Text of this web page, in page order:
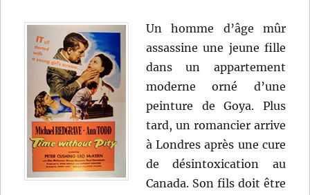
Un homme d’âge mûr
assassine une jeune fille
dans un appartement
moderne orné d’une
peinture de Goya. Plus
tard, un romancier arrive
à Londres après une cure
de désintoxication au
Canada. Son fils doit être